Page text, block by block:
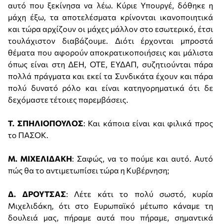
αυτό που ξεκίνησα να λέω. Κύριε Υπουργέ, δόθηκε η
μάχη έξω, τα αποτελέσματα κρίνονται ικανοποιητικά
και τώρα αρχίζουν οι μάχες μάλλον στο εσωτερικό, έτσι
τουλάχιστον διαβάζουμε. Διότι έρχονται μπροστά
θέματα που αφορούν αποκρατικοποιήσεις και μάλιστα
όπως είναι στη ΔΕΗ, ΟΤΕ, ΕΥΔΑΠ, συζητιούνται πάρα
πολλά πράγματα και εκεί τα Συνδικάτα έχουν και πάρα
πολύ δυνατό ρόλο και είναι κατηγορηματικά ότι δε
δεχόμαστε τέτοιες παρεμβάσεις.
Τ. ΣΠΗΛΙΟΠΟΥΛΟΣ: Και κάποια είναι και φιλικά προς
το ΠΑΣΟΚ.
Μ. ΜΙΧΕΛΙΔΑΚΗ: Σαφώς, να το πούμε και αυτό. Αυτό
πώς θα το αντιμετωπίσει τώρα η Κυβέρνηση;
Δ. ΔΡΟΥΤΣΑΣ: Λέτε κάτι το πολύ σωστό, κυρία
Μιχελιδάκη, ότι στο Ευρωπαϊκό μέτωπο κάναμε τη
δουλειά μας, πήραμε αυτά που πήραμε, σημαντικά